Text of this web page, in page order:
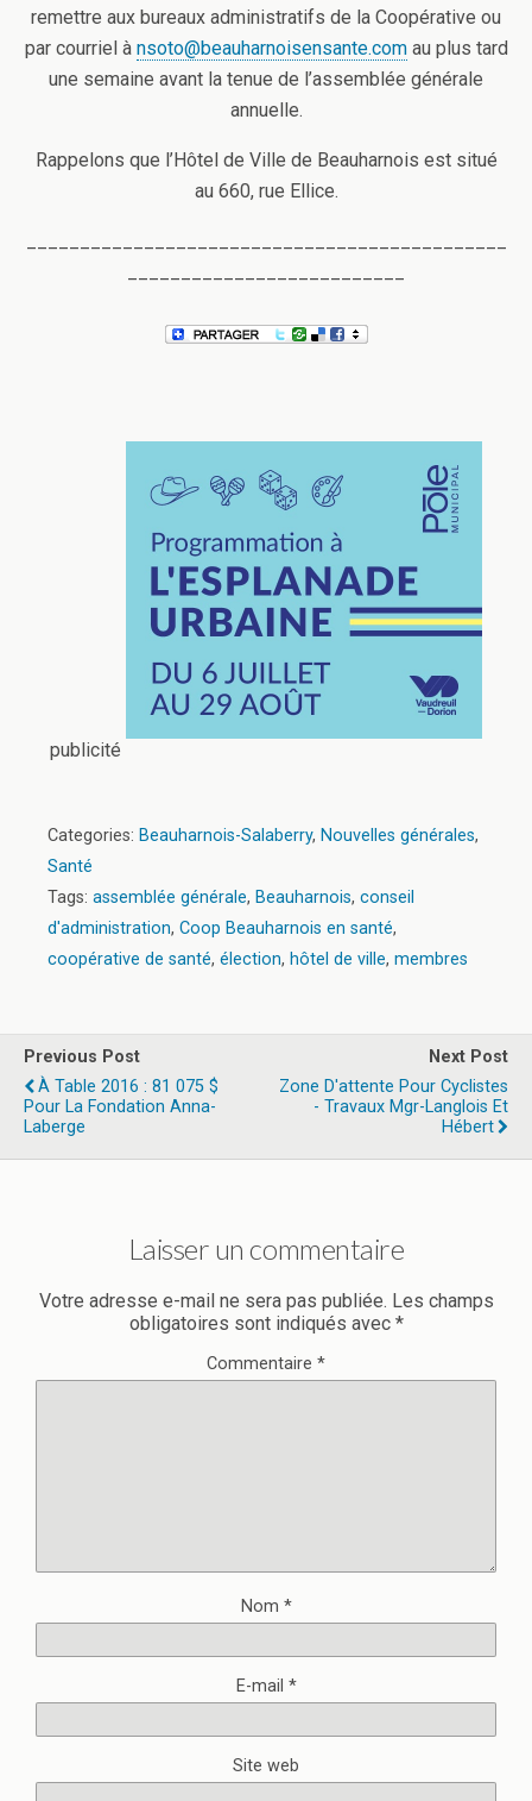
remettre aux bureaux administratifs de la Coopérative ou
par courriel à nsoto@beauharnoisensante.comau plus tard
une semaine avant la tenue de l’assemblée générale
annuelle.
Rappelons que l’Hôtel de Ville de Beauharnois est situé
au 660, rue Ellice.
publicité
Categories: Beauharnois-Salaberry, Nouvelles générales,
Santé
Tags: assemblée générale, Beauharnois, conseil
d'administration, Coop Beauharnois en santé,
coopérative de santé, élection, hôtel de ville, membres
Previous Post
À Table 2016 : 81 075 $
Pour La Fondation Anna-
Laberge
Next Post
Zone D'attente Pour Cyclistes
- Travaux Mgr-Langlois Et
Hébert
Laisser un commentaire
Votre adresse e-mail ne sera pas publiée. Les champs
obligatoires sont indiqués avec *
Commentaire *
Nom *
E-mail *
Site web